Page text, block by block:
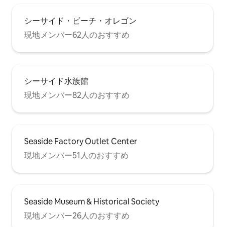
シーサイド・ビーチ・オレゴン
現地メンバー62人のおすすめ
シーサイド水族館
現地メンバー82人のおすすめ
Seaside Factory Outlet Center
現地メンバー51人のおすすめ
Seaside Museum & Historical Society
現地メンバー26人のおすすめ